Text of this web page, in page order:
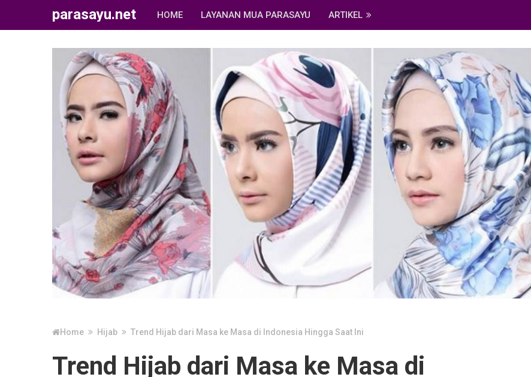
parasayu.net HOME LAYANAN MUA PARASAYU ARTIKEL
Home Hijab Trend Hijab dari Masa ke Masa di Indonesia Hingga Saat Ini
Trend Hijab dari Masa ke Masa di